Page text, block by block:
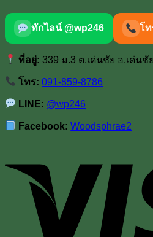
ทักไลน์ @wp246 โท
ที่อยู่: 339 ม.3 ต.เด่นชัย อ.เด่นชั
โทร: 091-859-8786
LINE: @wp246
Facebook: Woodsphrae2